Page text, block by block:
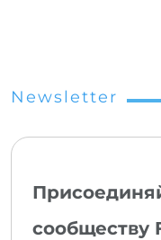
Newsletter
сообществу